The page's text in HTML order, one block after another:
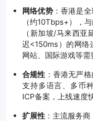
网络优势：香港是
（约10Tbps+），
（新加坡/马来西
迟<150ms）的网络
网站、国际游戏等需
合规性 ：香港无严
支持多语言、多币
ICP备案，上线速度
扩展性 ：主流服务